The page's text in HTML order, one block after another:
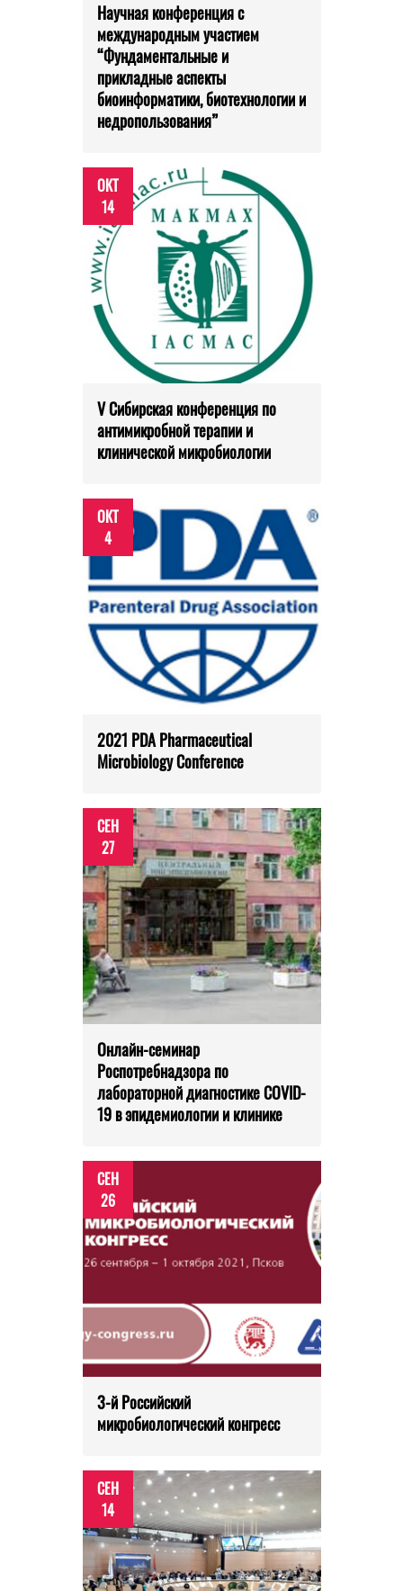
Научная конференция с
международным участием
“Фундаментальные и
прикладные аспекты
биоинформатики, биотехнологии и
недропользования”
ОКТ
14
V Сибирская конференция по
антимикробной терапии и
клинической микробиологии
ОКТ
4
2021 PDA Pharmaceutical
Microbiology Conference
СЕН
27
Онлайн-семинар
Роспотребнадзора по
лабораторной диагностике COVID-
19 в эпидемиологии и клинике
СЕН
26
3-й Российский
микробиологический конгресс
СЕН
14